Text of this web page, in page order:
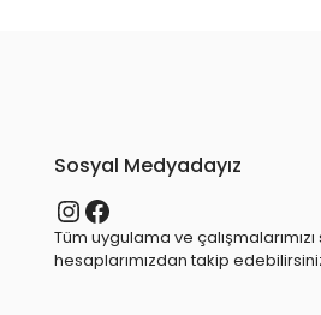
Sosyal Medyadayız
InstagramFacebook
Tüm uygulama ve
hesaplarımızdan takip